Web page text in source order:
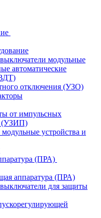
модульные
автоматические
отключения (УЗО)
от импульсных
(УЗИП)
устройства и
(ПРА)
аппаратура (ПРА)
для защиты